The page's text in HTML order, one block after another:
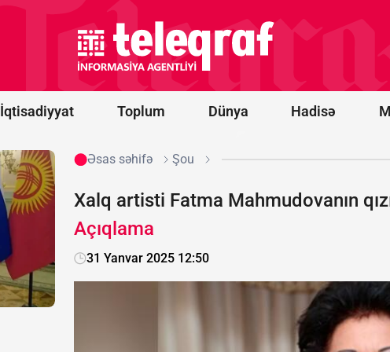
İqtisadiyyat Toplum Dünya Hadisə
İrəvan
Konstitusiya
dəyişikliyi
ilə bağlı son
qərarını
Əsas səhifə Şou
Xalq artisti Fatma Mahmudovanın
Açıqlama
31 Yanvar 2025 12:50